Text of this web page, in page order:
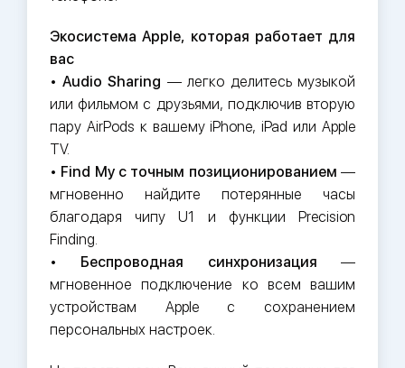
Экосистема Apple, которая работает для
вас
•Audio Sharing — легко делитесь музыкой
или фильмом с друзьями, подключив вторую
пару AirPods к вашему iPhone, iPad или Apple
TV.
• Find My с точным позиционированием —
мгновенно найдите потерянные часы
благодаря чипу U1 и функции Precision
Finding.
• Беспроводная синхронизация —
мгновенное подключение ко всем вашим
устройствам Apple с сохранением
персональных настроек.